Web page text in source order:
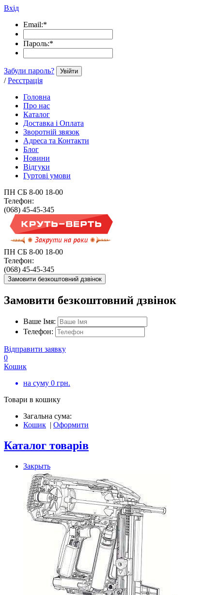
Вхід
Email:*
Пароль:*
Забули пароль? Увійти
/ Реєстрація
Головна
Про нас
Каталог
Доставка і Оплата
Зворотній звязок
Адреса та Контакти
Блог
Новини
Відгуки
Гуртові умови
ПН СБ 8-00 18-00
Телефон:
(068) 45-45-345
ПН СБ 8-00 18-00
Телефон:
(068) 45-45-345
Замовити безкоштовний дзвінок
Замовити безкоштовний дзвінок
Ваше Імя:
Телефон:
Відправити заявку
0
Кошик
на суму 0 грн.
Товари в кошику
Загальна сума:
Кошик | Оформити
Каталог товарів
Закрыть